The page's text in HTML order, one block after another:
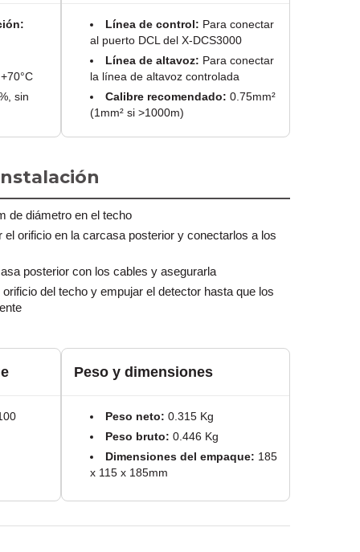
sin
Línea de control: Para conectar
al puerto DCL del X-DCS3000
Línea de altavoz: Para conectar
la línea de altavoz controlada
Calibre recomendado: 0.75mm²
(1mm² si >1000m)
de diámetro en el techo
el orificio en la carcasa posterior y conectarlos a los
posterior con los cables y asegurarla
del techo y empujar el detector hasta que los
Peso y dimensiones
Peso neto: 0.315 Kg
Peso bruto: 0.446 Kg
Dimensiones del empaque: 185
x 115 x 185mm